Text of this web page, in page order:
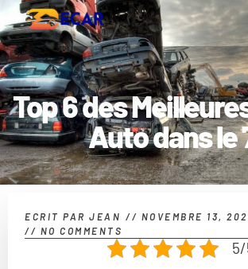
Top 6 des
Auto dans le
ECRIT PAR JEAN // NOVEMBRE 13,
// NO COMMENTS